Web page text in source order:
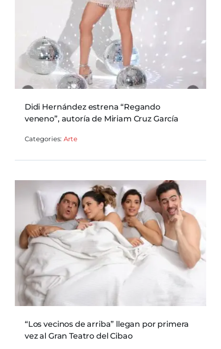
Didi Hernández estrena “Regando
veneno”, autoría de Miriam Cruz García
Categories: Arte
“Los vecinos de arriba” llegan por primera
vez al Gran Teatro del Cibao